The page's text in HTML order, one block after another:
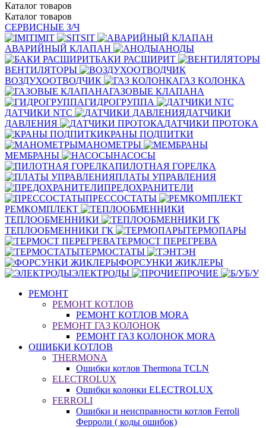
Каталог товаров
Каталог товаров
СЕРВИСНЫЕ З/Ч
IMIT
SIT
АВАРИЙНЫЙ КЛАПАН
АНОДЫ
БАКИ РАСШИРИТ
ВЕНТИЛЯТОРЫ
ВОЗДУХООТВОДЧИК
ГАЗ КОЛОНКА
ГАЗОВЫЕ КЛАПАНА
ГИДРОГРУППА
ДАТЧИКИ NTC
ДАТЧИКИ
ДАВЛЕНИЯ
ДАТЧИКИ ПРОТОКА
КРАНЫ ПОДПИТКИ
МАНОМЕТРЫ
МЕМБРАНЫ
НАСОСЫ
ПИЛОТНАЯ ГОРЕЛКА
ПЛАТЫ УПРАВЛЕНИЯ
ПРЕДОХРАНИТЕЛИ
ПРЕССОСТАТЫ
РЕМКОМПЛЕКТ
ТЕПЛООБМЕННИКИ
ТЕПЛООБМЕННИКИ ГК
ТЕРМОПАРЫ
ТЕРМОСТ ПЕРЕГРЕВА
ТЕРМОСТАТЫ
ТЭН
ФОРСУНКИ ЖИКЛЕРЫ
ЭЛЕКТРОДЫ
ПРОЧИЕ
Б/У
РЕМОНТ
РЕМОНТ КОТЛОВ
РЕМОНТ КОТЛОВ MORA
РЕМОНТ ГАЗ КОЛОНОК
РЕМОНТ ГАЗ КОЛОНОК MORA
ОШИБКИ КОТЛОВ
THERMONA
Ошибки котлов Thermona TCLN
ELECTROLUX
Ошибки колонки ELECTROLUX
FERROLI
Ошибки и неисправности котлов Ferroli
Ферроли ( коды ошибок)